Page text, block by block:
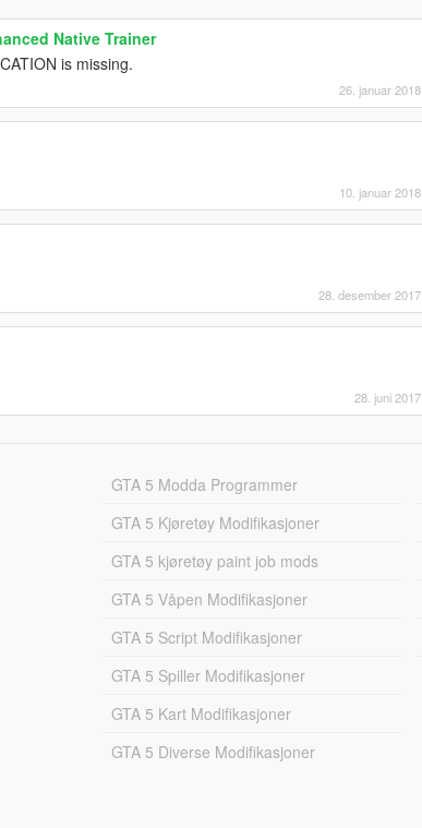
Native Trainer
is missing.
26. januar 2018
10. januar 2018
28. desember 2017
28. juni 2017
GTA 5 Modda Programmer
GTA 5 Kjøretøy Modifikasjoner
GTA 5 kjøretøy paint job mods
GTA 5 Våpen Modifikasjoner
GTA 5 Script Modifikasjoner
GTA 5 Spiller Modifikasjoner
GTA 5 Kart Modifikasjoner
GTA 5 Diverse Modifikasjoner